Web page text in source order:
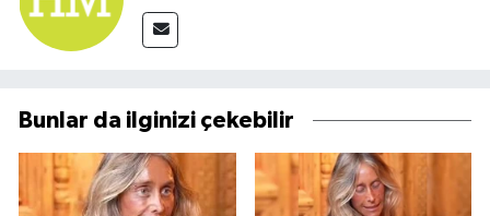
Bunlar da ilginizi çekebilir